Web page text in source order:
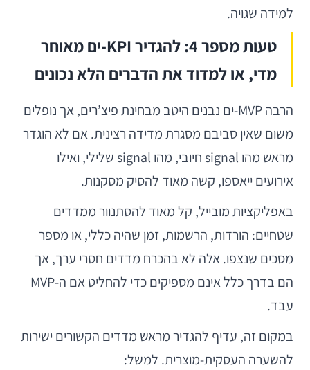
למידה שגויה.
טעות מספר 4: להגדיר KPI-ים מאוחר
מדי, או למדוד את הדברים הלא נכונים
הרבה MVP-ים נבנים היטב מבחינת פיצ’רים, אך נופלים
משום שאין סביבם מסגרת מדידה רצינית. אם לא הוגדר
מראש מהו signal חיובי, מהו signal שלילי, ואילו
אירועים ייאספו, קשה מאוד להסיק מסקנות.
באפליקציות מובייל, קל מאוד להסתנוור ממדדים
שטחיים: הורדות, הרשמות, זמן שהיה כללי, או מספר
מסכים שנצפו. אלה לא בהכרח מדדים חסרי ערך, אך
הם בדרך כלל אינם מספיקים כדי להחליט אם ה-MVP
עבד.
במקום זה, עדיף להגדיר מראש מדדים הקשורים ישירות
להשערה העסקית-מוצרית. למשל: